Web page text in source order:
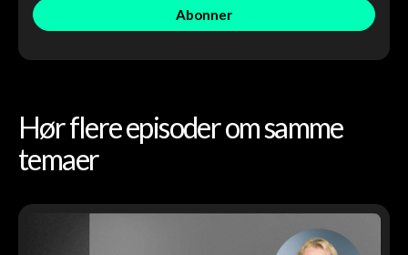
Hør flere episoder om samme
temaer